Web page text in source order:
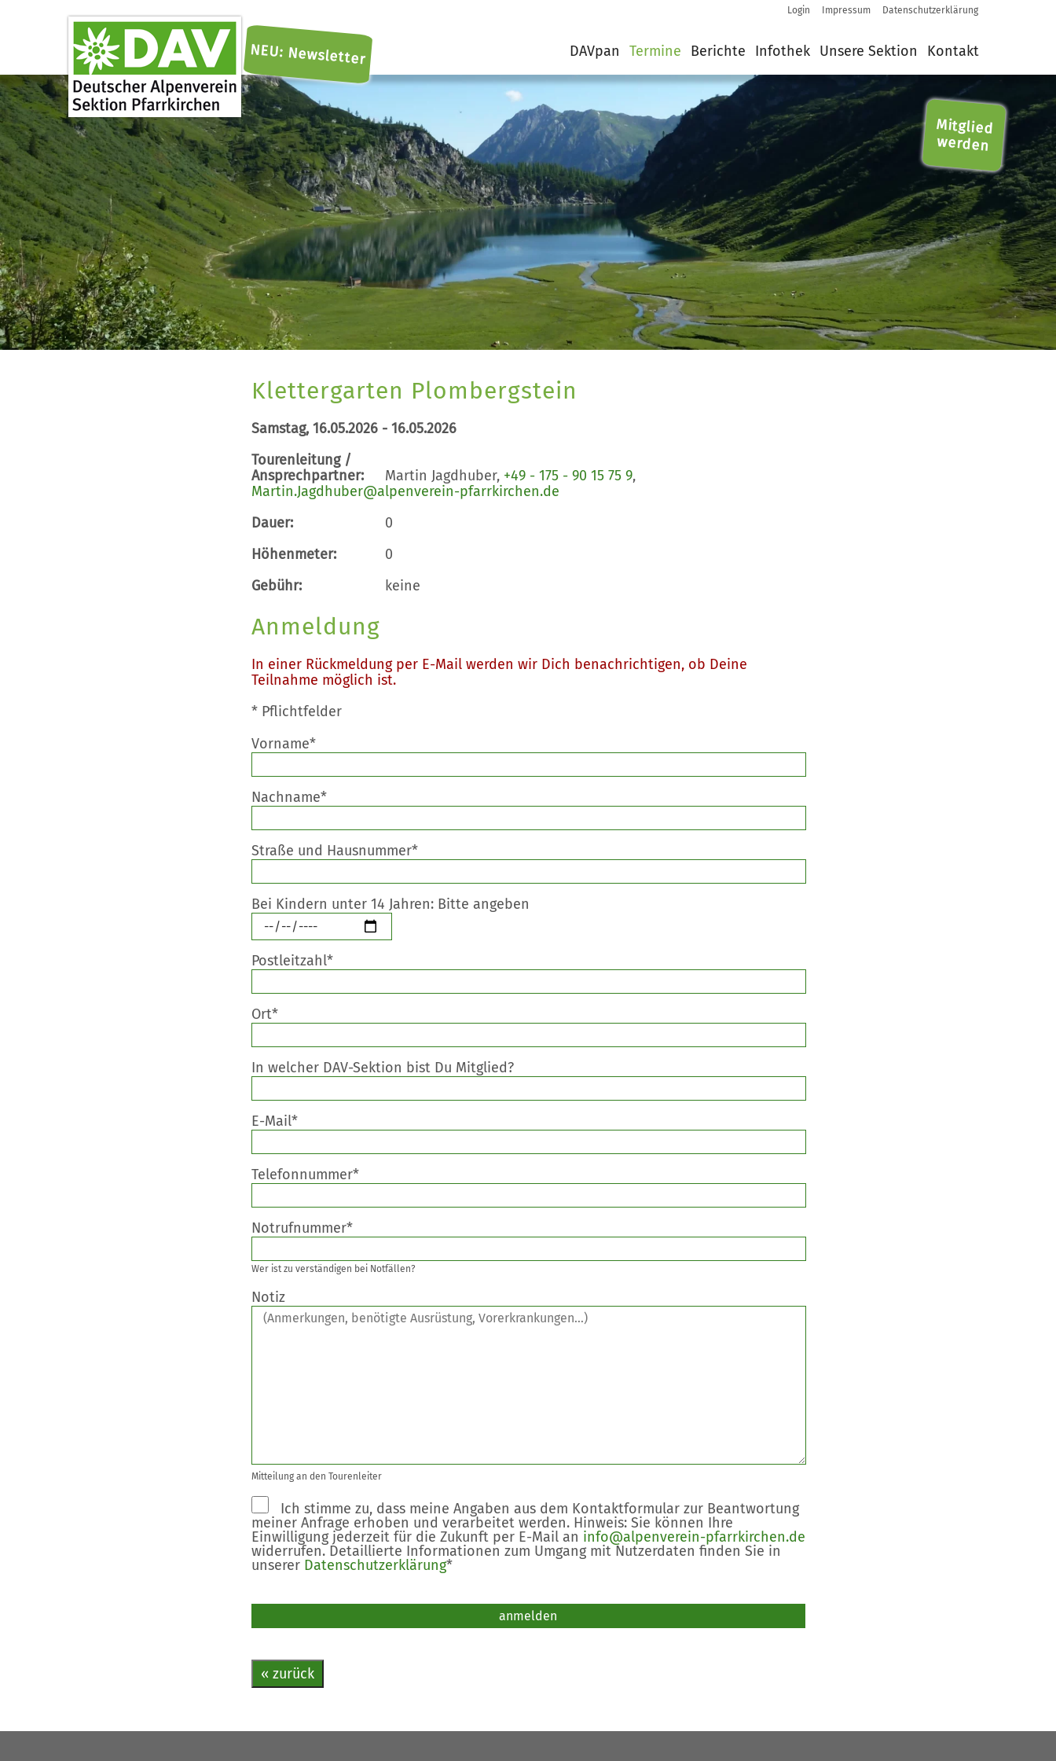
NEU: Newsletter
Login Impressum Datenschutzerklärung
DAVpan Termine Berichte Infothek Unsere Sektion Kontakt
Mitglied
werden
Klettergarten Plombergstein
Samstag, 16.05.2026 - 16.05.2026
Tourenleitung /
Ansprechpartner:
Martin Jagdhuber, +49 - 175 - 90 15 75 9,
Martin.Jagdhuber@alpenverein-pfarrkirchen.de
Dauer:
0
Höhenmeter:
0
Gebühr:
keine
Anmeldung
In einer Rückmeldung per E-Mail werden wir Dich benachrichtigen, ob Deine
Teilnahme möglich ist.
* Pflichtfelder
Vorname*
Nachname*
Straße und Hausnummer*
Bei Kindern unter 14 Jahren: Bitte angeben
Postleitzahl*
Ort*
In welcher DAV-Sektion bist Du Mitglied?
E-Mail*
Telefonnummer*
Notrufnummer*
Wer ist zu verständigen bei Notfällen?
Notiz
Mitteilung an den Tourenleiter
Ich stimme zu, dass meine Angaben aus dem Kontaktformular zur Beantwortung
meiner Anfrage erhoben und verarbeitet werden. Hinweis: Sie können Ihre
Einwilligung jederzeit für die Zukunft per E-Mail an info@alpenverein-pfarrkirchen.de
widerrufen. Detaillierte Informationen zum Umgang mit Nutzerdaten finden Sie in
unserer Datenschutzerklärung*
anmelden
« zurück
Login Impressum Datenschutzerklärung